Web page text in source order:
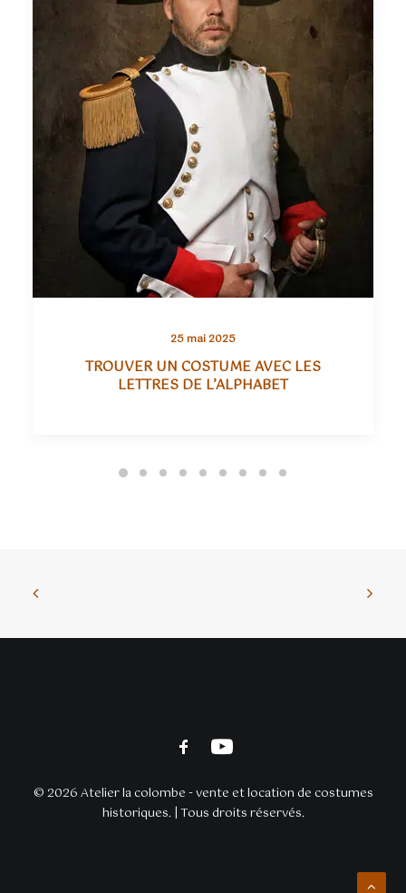
25 mai 2025
TROUVER UN COSTUME AVEC LES
LETTRES DE L’ALPHABET
© 2026 Atelier la colombe - vente et location de costumes
historiques. | Tous droits réservés.